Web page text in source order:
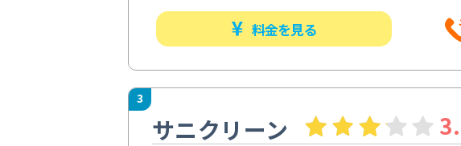
料金を見る
3
サニクリーン